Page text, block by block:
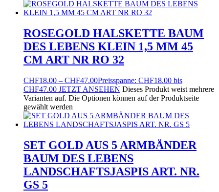
ROSEGOLD HALSKETTE BAUM
DES LEBENS KLEIN 1,5 MM 45
CM ART NR RO 32
CHF18.00 – CHF47.00Preisspanne: CHF18.00 bis
CHF47.00 JETZT ANSEHEN Dieses Produkt weist mehrere
Varianten auf. Die Optionen können auf der Produktseite
gewählt werden
SET GOLD AUS 5 ARMBÄNDER
BAUM DES LEBENS
LANDSCHAFTSJASPIS ART. NR.
GS 5